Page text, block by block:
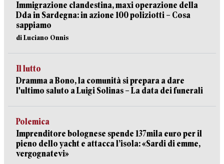
Immigrazione clandestina, maxi operazione della
Dda in Sardegna: in azione 100 poliziotti – Cosa
sappiamo
di Luciano Onnis
Il lutto
Dramma a Bono, la comunità si prepara a dare
l'ultimo saluto a Luigi Solinas – La data dei funerali
Polemica
Imprenditore bolognese spende 137mila euro per il
pieno dello yacht e attacca l’isola: «Sardi di emme,
vergognatevi»